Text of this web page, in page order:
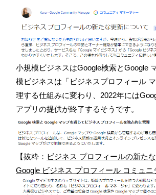
小規模ビジネスはGoogle検索とGoogle
模ビジネスは「ビジネスプロフィール
理する仕組みに変わり、2022年には
アプリの提供が終了するそうです。
【抜粋： ビジネス プロフィールの新た
Google ビジネス プロフィール コミュニ